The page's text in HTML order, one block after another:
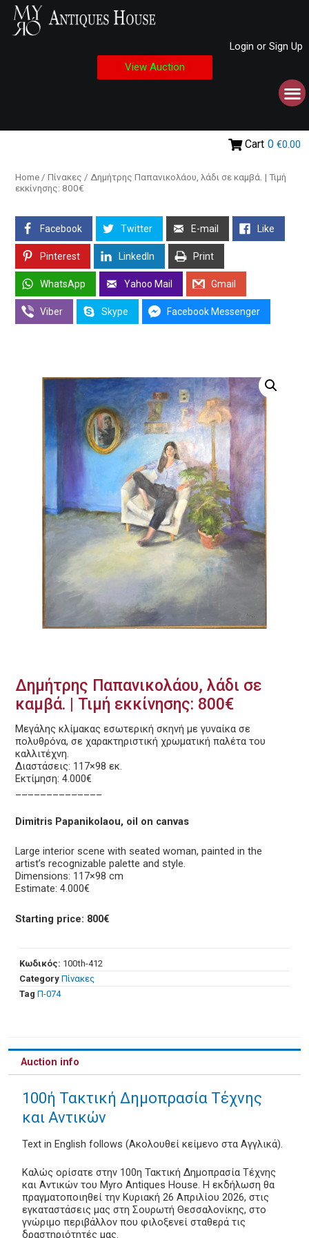
Login or Sign Up
View Auction
Cart 0 €0.00
Home / Πίνακες / Δημήτρης Παπανικολάου, λάδι σε καμβά. | Τιμή
εκκίνησης: 800€
Facebook Twitter E-mail Like
Pinterest LinkedIn Print
WhatsApp Yahoo Mail Gmail
Viber Skype Facebook Messenger
Δημήτρης Παπανικολάου, λάδι σε
καμβά. | Τιμή εκκίνησης: 800€
Μεγάλης κλίμακας εσωτερική σκηνή με γυναίκα σε
πολυθρόνα, σε χαρακτηριστική χρωματική παλέτα του
καλλιτέχνη.
Διαστάσεις: 117×98 εκ.
Εκτίμηση: 4.000€
Dimitris Papanikolaou, oil on canvas
Large interior scene with seated woman, painted in the
artist’s recognizable palette and style.
Dimensions: 117×98 cm
Estimate: 4.000€
Starting price: 800€
Κωδικός: 100th-412
Category Πίνακες
Tag Π-074
Auction info
100ή Τακτική Δημοπρασία Τέχνης
και Αντικών
Text in English follows (Ακολουθεί κείμενο στα Αγγλικά).
Καλώς ορίσατε στην 100η Τακτική Δημοπρασία Τέχνης
και Αντικών του Myro Antiques House. Η εκδήλωση θα
πραγματοποιηθεί την Κυριακή 26 Απριλίου 2026, στις
εγκαταστάσεις μας στη Σουρωτή Θεσσαλονίκης, στο
γνώριμο περιβάλλον που φιλοξενεί σταθερά τις
δραστηριότητές μας.